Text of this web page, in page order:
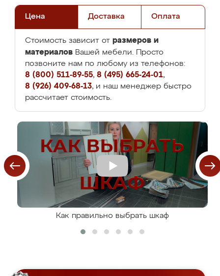
Цена Доставка Оплата
Стоимость зависит от размеров и
материалов Вашей мебели. Просто
позвоните нам по любому из телефонов:
8 (800) 511-89-55, 8 (495) 665-24-01,
8 (926) 409-68-13, и наш менеджер быстро
рассчитает стоимость.
Как правильно выбрать шкаф